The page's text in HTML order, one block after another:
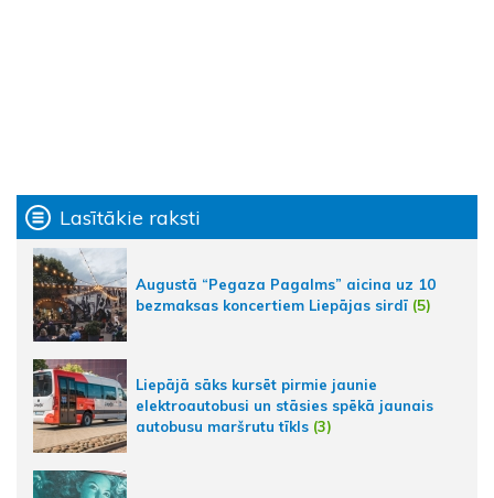
Lasītākie raksti
Augustā “Pegaza Pagalms” aicina uz 10
bezmaksas koncertiem Liepājas sirdī (5)
Liepājā sāks kursēt pirmie jaunie
elektroautobusi un stāsies spēkā jaunais
autobusu maršrutu tīkls (3)